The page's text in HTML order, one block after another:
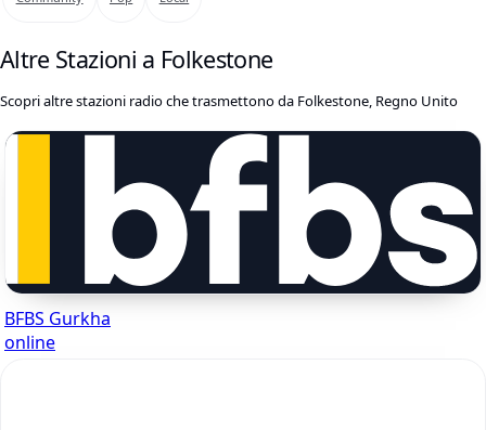
Altre Stazioni a Folkestone
Scopri altre stazioni radio che trasmettono da Folkestone, Regno Unito
BFBS Gurkha
online